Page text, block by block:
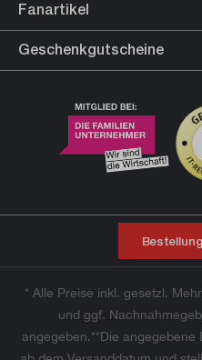
Fanartikel
Geschenkgutscheine
* Alle Preise inkl. gesetzl.
und ggf.
angegeben.**Die angegebene